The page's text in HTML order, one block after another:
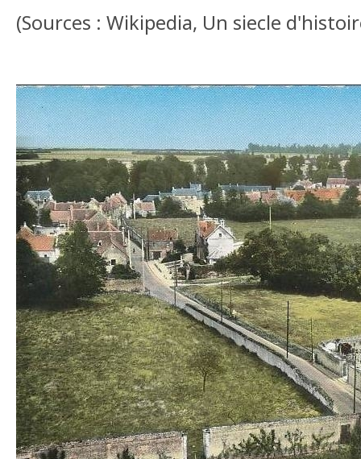
(Sources : Wikipedia, Un siecle